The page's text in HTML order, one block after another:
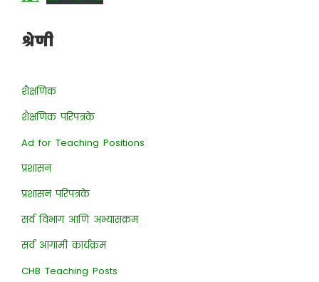
श्रेणी
शैक्षणिक
शैक्षणिक परिपत्रके
Ad for Teaching Positions
प्रशासन
प्रशासन परिपत्रके
सर्व विभाग आणि अभ्यासक्रम
सर्व आगामी कार्यक्रम
CHB Teaching Posts